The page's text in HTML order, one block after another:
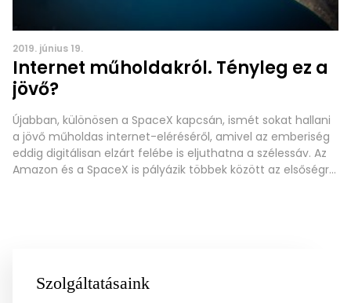
2019. június 19.
Internet műholdakról. Tényleg ez a
jövő?
Újabban, különösen a SpaceX kapcsán, ismét sokat hallani
a jövő műholdas internet-eléréséről, amivel az emberiség
eddig digitálisan elzárt felébe is eljuthatna a szélessáv. Az
Amazon és a SpaceX is pályázik többek között az elsőségre,
Szolgáltatásaink